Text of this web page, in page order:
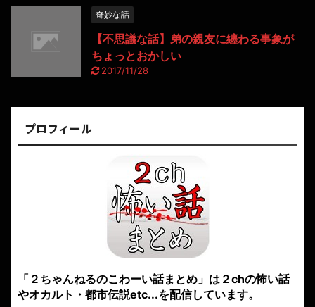
奇妙な話
【不思議な話】弟の親友に纏わる事象が
ちょっとおかしい
2017/11/28
プロフィール
「２ちゃんねるのこわーい話まとめ」は２chの怖い話
やオカルト・都市伝説etc...を配信しています。